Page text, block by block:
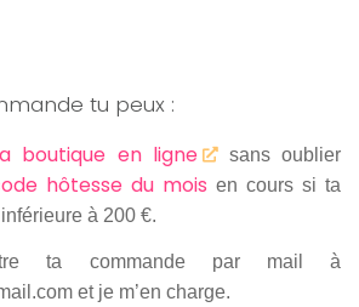
tu peux :
boutique en ligne
sans oublier
hôtesse du mois en cours si ta
à 200 €.
ta commande par mail à
et je m’en charge.